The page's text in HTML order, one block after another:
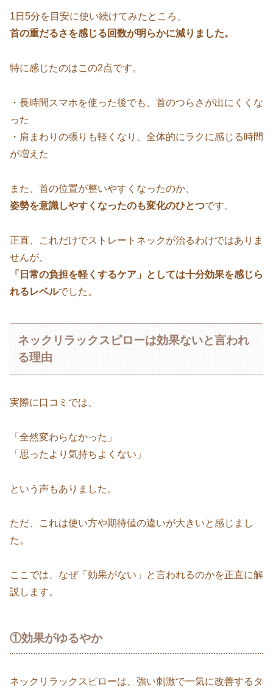
1日5分を目安に使い続けてみたところ、
首の重だるさを感じる回数が明らかに減りました。
特に感じたのはこの2点です。
・長時間スマホを使った後でも、首のつらさが出にくくな
った
・肩まわりの張りも軽くなり、全体的にラクに感じる時間
が増えた
また、首の位置が整いやすくなったのか、
姿勢を意識しやすくなったのも変化のひとつです。
正直、これだけでストレートネックが治るわけではありま
せんが、
「日常の負担を軽くするケア」としては十分効果を感じら
れるレベルでした。
ネックリラックスピローは効果ないと言われ
る理由
実際に口コミでは、
「全然変わらなかった」
「思ったより気持ちよくない」
という声もありました。
ただ、これは使い方や期待値の違いが大きいと感じまし
た。
ここでは、なぜ「効果がない」と言われるのかを正直に解
説します。
①効果がゆるやか
ネックリラックスピローは、強い刺激で一気に改善するタ